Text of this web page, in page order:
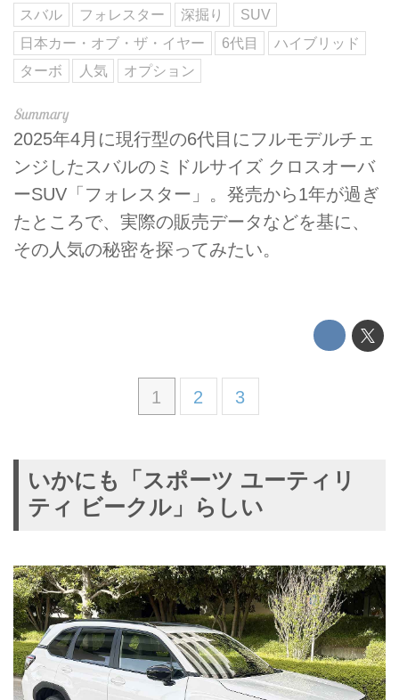
スバル フォレスター 深掘り
SUV
日本カー・オブ・ザ・イヤー
6代目
ハイブリッド
ターボ
人気 オプション
2025年4月に現行型の6代目にフルモデルチェ
ンジしたスバルのミドルサイズ クロスオーバ
ーSUV「フォレスター」。発売から1年が過ぎ
たところで、実際の販売データなどを基に、
その人気の秘密を探ってみたい。
1 2 3
いかにも「スポーツ ユーティリ
ティ ビークル」らしい